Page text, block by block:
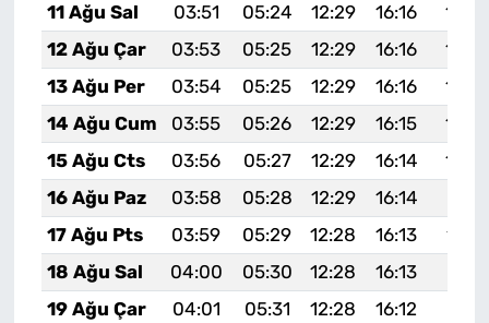
11 Ağu Sal
03:51 05:24 12:29 16:16
12 Ağu Çar
03:53 05:25 12:29 16:16
13 Ağu Per
03:54 05:25 12:29 16:16
14 Ağu Cum
03:55 05:26 12:29 16:15
15 Ağu Cts
03:56 05:27 12:29 16:14
16 Ağu Paz
03:58 05:28 12:29 16:14
17 Ağu Pts
03:59 05:29 12:28 16:13
19:18
18 Ağu Sal
04:00 05:30 12:28 16:13
19 Ağu Çar
04:01 05:31 12:28 16:12